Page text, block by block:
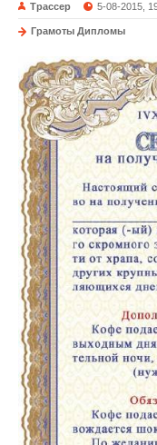
Трассер 5-08-2015,
Грамоты Дипломы